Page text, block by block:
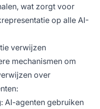
wat zorgt voor
op alle AI-
verwijzen
mechanismen om
over
: AI-agenten gebruiken